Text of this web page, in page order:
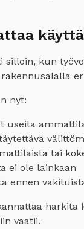
kun
nyt:
useita
tai
ei ole lainkaan
ennen
vaatii.